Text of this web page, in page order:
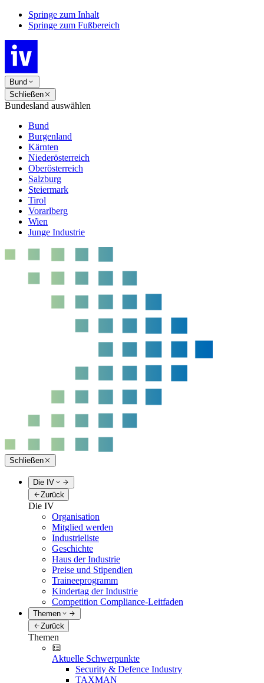
Springe zum Inhalt
Springe zum Fußbereich
Bund
Schließen
Bundesland auswählen
Bund
Burgenland
Kärnten
Niederösterreich
Oberösterreich
Salzburg
Steiermark
Tirol
Vorarlberg
Wien
Junge Industrie
Schließen
Die IV
Zurück
Die IV
Organisation
Mitglied werden
Industrieliste
Geschichte
Haus der Industrie
Preise und Stipendien
Traineeprogramm
Kindertag der Industrie
Competition Compliance-Leitfaden
Themen
Zurück
Themen
Aktuelle Schwerpunkte
Security & Defence Industry
TAXMAN